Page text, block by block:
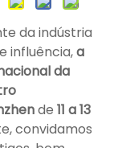
da indústria
influência,a
da
de 11 a 13
convidamos